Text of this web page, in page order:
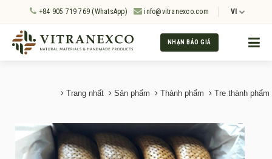
+84 905 719 769 (WhatsApp) info@vitranexco.com VI
NHẬN BÁO GIÁ
Trang nhất Sản phẩm Thành phẩm Tre thành phẩm